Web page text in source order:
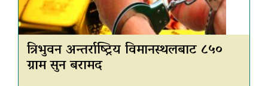
त्रिभुवन अन्तर्राष्ट्रिय विमानस्थलबाट ८५०
ग्राम सुन बरामद